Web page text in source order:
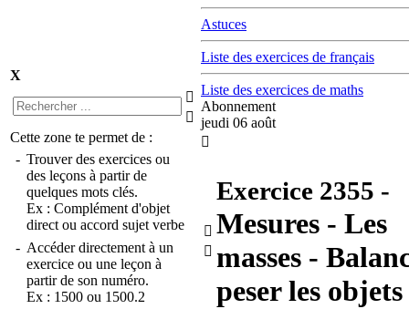
X


Cette zone te permet de :
- Trouver des exercices ou
des leçons à partir de
quelques mots clés.
Ex : Complément d'objet
direct ou accord sujet verbe
- Accéder directement à un
exercice ou une leçon à
partir de son numéro.
Ex : 1500 ou 1500.2
Astuces
Liste des exercices de français
Liste des exercices de maths
Abonnement
jeudi 06 août



Exercice 2355 -
Mesures - Les
masses -
peser les objets